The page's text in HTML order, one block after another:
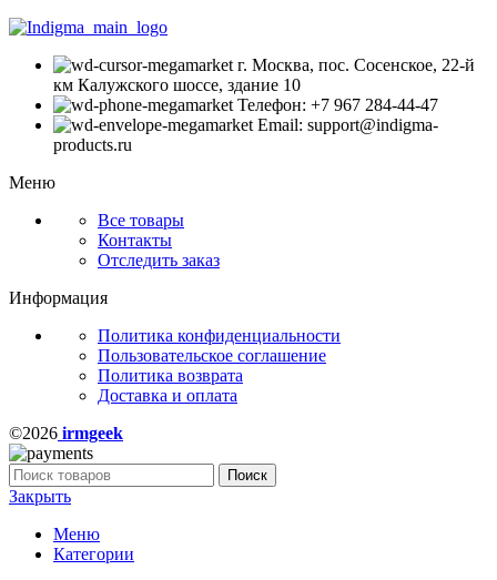
г. Москва, пос. Сосенское, 22-й
км Калужского шоссе, здание 10
Телефон: +7 967 284-44-47
Email: support@indigma-
products.ru
Меню
Все товары
Контакты
Отследить заказ
Информация
Политика конфиденциальности
Пользовательское соглашение
Политика возврата
Доставка и оплата
©2026 irmgeek
Поиск
Закрыть
Меню
Категории